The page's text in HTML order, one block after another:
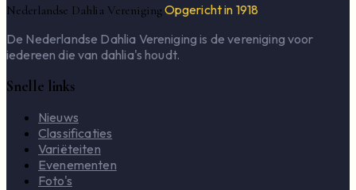
Nederlandse Dahlia VerenigingOpgericht in 1918
De Nederlandse Dahlia Vereniging is de vereniging voor
iedereen die van dahlia's houdt.
Snelle links
Nieuws
Classificaties
Variëteiten
Evenementen
Foto's